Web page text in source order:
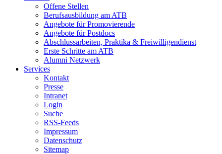
Offene Stellen
Berufsausbildung am ATB
Angebote für Promovierende
Angebote für Postdocs
Abschlussarbeiten, Praktika & Freiwilligendienst
Erste Schritte am ATB
Alumni Netzwerk
Services
Kontakt
Presse
Intranet
Login
Suche
RSS-Feeds
Impressum
Datenschutz
Sitemap